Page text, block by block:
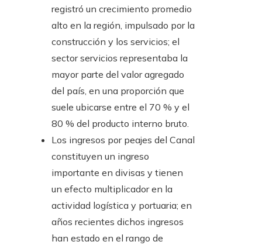
registró un crecimiento promedio
alto en la región, impulsado por la
construcción y los servicios; el
sector servicios representaba la
mayor parte del valor agregado
del país, en una proporción que
suele ubicarse entre el 70 % y el
80 % del producto interno bruto.
Los ingresos por peajes del Canal
constituyen un ingreso
importante en divisas y tienen
un efecto multiplicador en la
actividad logística y portuaria; en
años recientes dichos ingresos
han estado en el rango de